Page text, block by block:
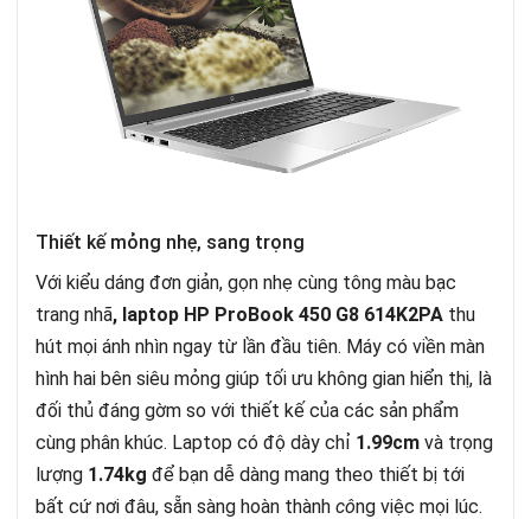
Thiết kế mỏng nhẹ, sang trọng
Với kiểu dáng đơn giản, gọn nhẹ cùng tông màu bạc
trang nhã, laptop HP ProBook 450 G8 614K2PA thu
hút mọi ánh nhìn ngay từ lần đầu tiên. Máy có viền màn
hình hai bên siêu mỏng giúp tối ưu không gian hiển thị, là
đối thủ đáng gờm so với thiết kế của các sản phẩm
cùng phân khúc. Laptop có độ dày chỉ 1.99cm và trọng
lượng 1.74kg để bạn dễ dàng mang theo thiết bị tới
bất cứ nơi đâu, sẵn sàng hoàn thành công việc mọi lúc.